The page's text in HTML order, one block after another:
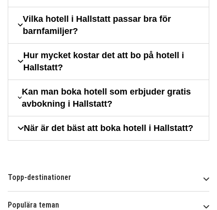
Vilka hotell i Hallstatt passar bra för
barnfamiljer?
Hur mycket kostar det att bo på hotell i
Hallstatt?
Kan man boka hotell som erbjuder gratis
avbokning i Hallstatt?
När är det bäst att boka hotell i Hallstatt?
Topp-destinationer
Populära teman